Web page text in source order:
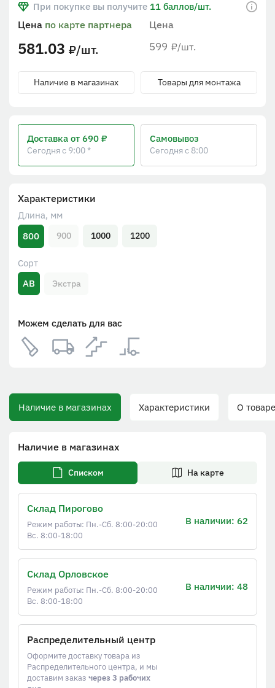
Характеристики
Длина, мм
800
900 1000 1200
Сорт
АВ
Экстра
Можем сделать для вас
При покупке вы получите 11 баллов/шт.
Цена
599 ₽/шт.
Цена по карте партнера
581.03 ₽/шт.
Наличие в магазинах Товары для монтажа
Доставка от 690 ₽
Сегодня с 9:00 *
Самовывоз
Сегодня с 8:00
Наличие в магазинах Характеристики О товаре
Наличие в магазинах
Списком На карте
Склад Пирогово
Режим работы: Пн.-Сб. 8:00-20:00
Вс. 8:00-18:00
В наличии: 62
Склад Орловское
Режим работы: Пн.-Сб. 8:00-20:00
Вс. 8:00-18:00
В наличии: 48
Распределительный центр
Оформите доставку товара из
Распределительного центра, и мы
доставим заказ через 3 рабочих